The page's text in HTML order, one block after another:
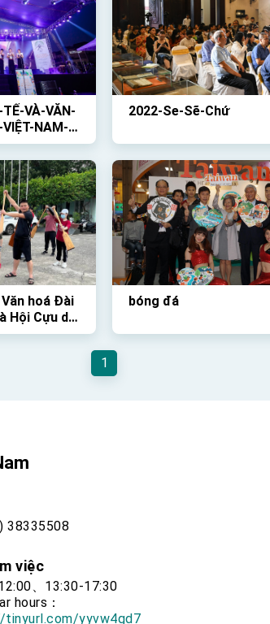
VÀ-VĂN-
NAM-
NGOÀI-
THIỆU-
CÔNG-
TRỐNG-
2022-Se-Sẽ-Chứ
hoá Đài
Hội Cựu du
Đài Loan
bóng đá
1
38335508
việc
、13:30-17:30
hours：
yyvw4gd7